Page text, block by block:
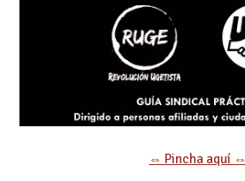
⇔ Pincha aquí ⇔